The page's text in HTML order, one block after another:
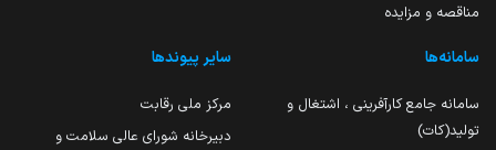
مناقصه و مزایده
سامانه‌ها
سامانه جامع کارآفرینی ، اشتغال و
تولید(کات)
سایر پیوندها
مرکز ملی رقابت
دبیرخانه شورای عالی سلامت و